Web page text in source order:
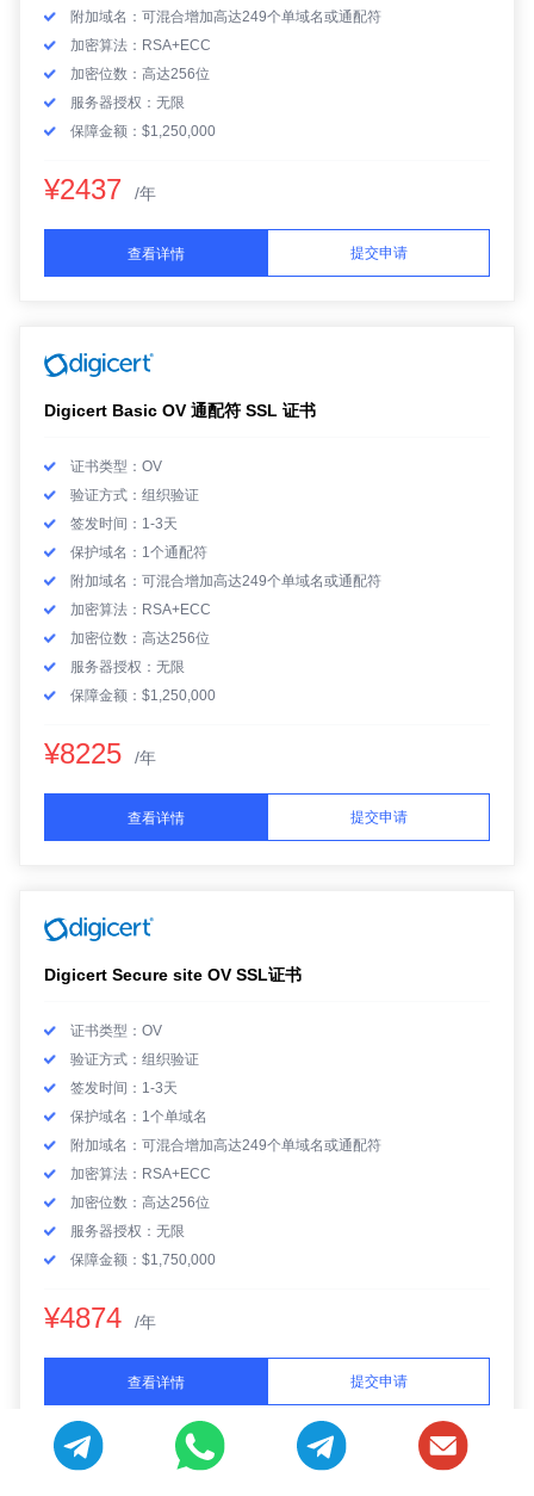
附加域名：可混合增加高达249个单域名或通配符
加密算法：RSA+ECC
加密位数：高达256位
服务器授权：无限
保障金额：$1,250,000
¥2437 /年
查看详情 提交申请
Digicert Basic OV 通配符 SSL 证书
证书类型：OV
验证方式：组织验证
签发时间：1-3天
保护域名：1个通配符
附加域名：可混合增加高达249个单域名或通配符
加密算法：RSA+ECC
加密位数：高达256位
服务器授权：无限
保障金额：$1,250,000
¥8225 /年
查看详情 提交申请
Digicert Secure site OV SSL证书
证书类型：OV
验证方式：组织验证
签发时间：1-3天
保护域名：1个单域名
附加域名：可混合增加高达249个单域名或通配符
加密算法：RSA+ECC
加密位数：高达256位
服务器授权：无限
保障金额：$1,750,000
¥4874 /年
查看详情 提交申请